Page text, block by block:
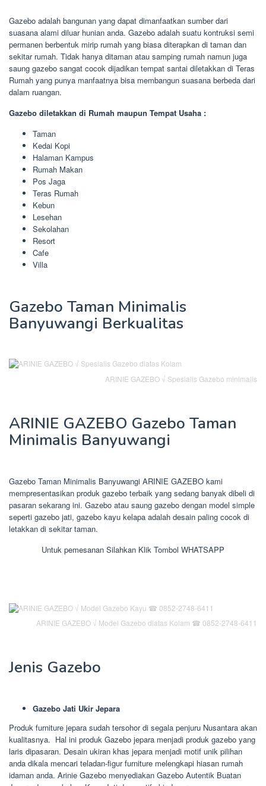
Gazebo adalah bangunan yang dapat dimanfaatkan sumber dari
suasana alami diluar hunian anda. Gazebo adalah suatu kontruksi semi
permanen berbentuk mirip rumah yang biasa diterapkan di taman dan
sekitar rumah. Tidak hanya ditaman atau samping rumah namun juga
saung gazebo sangat cocok dijadikan tempat santai diletakkan di Teras
Rumah yang punya manfaatnya bisa membangun suasana berbeda dari
dalam ruangan.
Gazebo diletakkan di Rumah maupun Tempat Usaha :
Taman
Kedai Kopi
Halaman Kampus
Rumah Makan
Pos Jaga
Teras Rumah
Kebun
Lesehan
Sekolahan
Resort
Cafe
Villa
Gazebo Taman Minimalis
Banyuwangi Berkualitas
ARINIE GAZEBO √ Spesialis Gazebo minimalis
ARINIE GAZEBO Gazebo Taman
Minimalis Banyuwangi
Gazebo Taman Minimalis Banyuwangi ARINIE GAZEBO kami
mempresentasikan produk gazebo terbaik yang sedang banyak dibeli di
pasaran sekarang ini. Gazebo atau saung gazebo dengan model simple
seperti gazebo jati, gazebo kayu kelapa adalah desain paling cocok di
letakkan di sekitar taman.
Untuk pemesanan Silahkan Klik Tombol WHATSAPP
ARINIE GAZEBO √ Model Gazebo diatas Kolam ☎ 0852-2748-6411
Jenis Gazebo
Gazebo Jati Ukir Jepara
Produk furniture jepara sudah tersohor di segala penjuru Nusantara akan
kualitasnya. Hal ini produk Gazebo jepara menjadi produk gazebo yang
laris dipasaran. Desain ukiran khas jepara menjadi motif unik pilihan
anda dikala mencari teladan-figur furniture melengkapi hiasan rumah
idaman anda. Arinie Gazebo menyediakan Gazebo Autentik Buatan